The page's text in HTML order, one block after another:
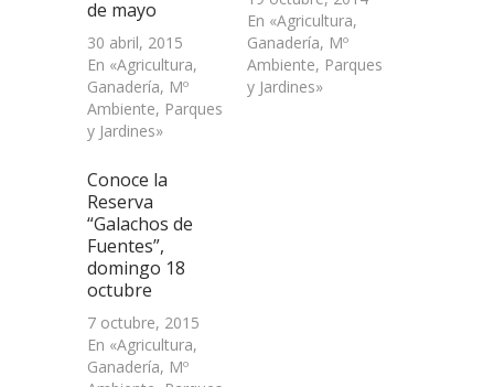
de mayo
30 abril, 2015
En «Agricultura,
Ganadería, Mº
Ambiente, Parques
y Jardines»
En «Agricultura,
Ganadería, Mº
Ambiente, Parques
y Jardines»
Conoce la
Reserva
“Galachos de
Fuentes”,
domingo 18
octubre
7 octubre, 2015
En «Agricultura,
Ganadería, Mº